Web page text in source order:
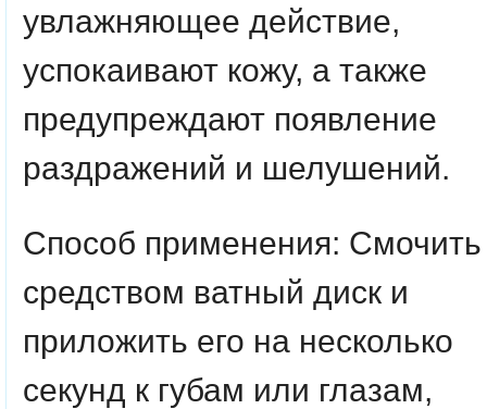
увлажняющее действие,
успокаивают кожу, а также
предупреждают появление
раздражений и шелушений.
Способ применения: Смочить
средством ватный диск и
приложить его на несколько
секунд к губам или глазам,